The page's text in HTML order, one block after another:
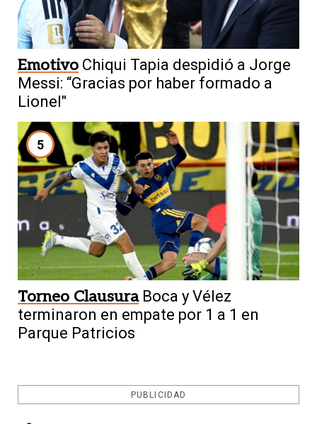
Emotivo Chiqui Tapia despidió a Jorge
Messi: “Gracias por haber formado a
Lionel"
5
Torneo Clausura Boca y Vélez
terminaron en empate por 1 a 1 en
Parque Patricios
PUBLICIDAD